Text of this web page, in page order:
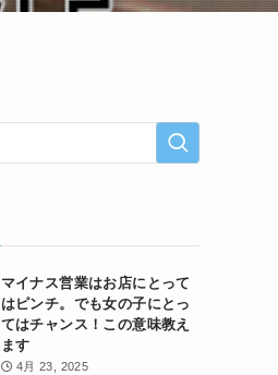
マイナス営業はお店にとって
はピンチ。でも女の子にとっ
てはチャンス！この意味教え
ます
4月 23, 2025